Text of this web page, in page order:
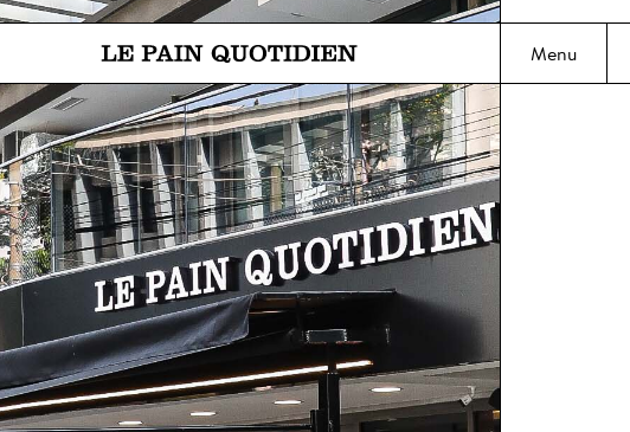
Aller directement au contenu principal
Le Pain Quotidien, une tradition qui se savoure chaque jour
Menu